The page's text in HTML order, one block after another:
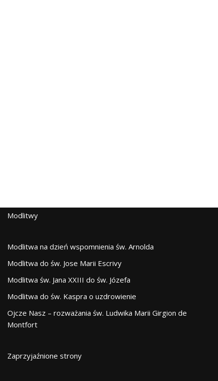
Modlitwy
Modlitwa na dzień wspomnienia św. Arnolda
Modlitwa do św. Jose Marii Escrivy
Modlitwa św. Jana XXIII do św. Józefa
Modlitwa do św. Kaspra o uzdrowienie
Ojcze Nasz – rozważania św. Ludwika Marii Girgion de
Montfort
Zaprzyjaźnione strony